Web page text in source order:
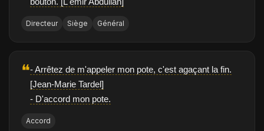
Directeur Siège Général
❝- Arrêtez de m'appeler mon pote, c'est agaçant la fin.
[Jean-Marie Tardel]
- D'accord mon pote.
Accord